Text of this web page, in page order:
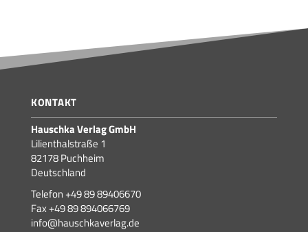
KONTAKT
Hauschka Verlag GmbH
Lilienthalstraße 1
82178 Puchheim
Deutschland
Telefon +49 89 89406670
Fax +49 89 894066769
info@hauschkaverlag.de